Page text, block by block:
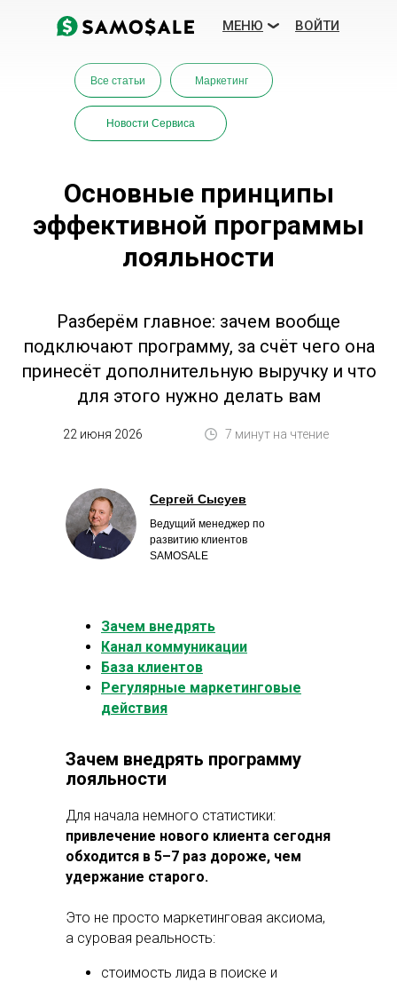
ВОЗМОЖНОСТИ
Посмотреть демо
БЛОГ
ВОЙТИ
МЕНЮ
Новости Сервиса
Все статьи Маркетинг
Основные принципы
эффективной программы
лояльности
Разберём главное: зачем вообще
подключают программу, за счёт чего она
принесёт дополнительную выручку и что
для этого нужно делать вам
22 июня 2026 7 минут на чтение
Сергей Сысуев
Ведущий менеджер по
развитию клиентов
SAMOSALE
Зачем внедрять
Канал коммуникации
База клиентов
Регулярные маркетинговые
действия
Для начала немного статистики:
привлечение нового клиента сегодня
обходится в 5–7 раз дороже, чем
удержание старого.
Это не просто маркетинговая аксиома,
а суровая реальность:
стоимость лида в поиске и
Зачем внедрять программу
лояльности